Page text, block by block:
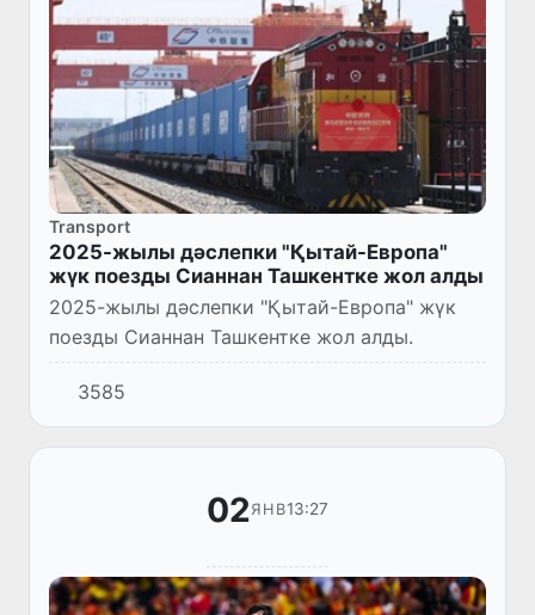
Transport
2025-жылы дәслепки "Қытай-Европа"
жүк поезды Сианнан Ташкентке жол алды
2025-жылы дәслепки "Қытай-Европа" жүк
поезды Сианнан Ташкентке жол алды.
3585
02ЯНВ13:27